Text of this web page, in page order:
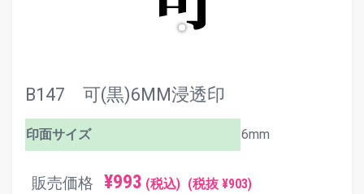
B147 可(黒)6MM浸透印
印面サイズ 6mm
販売価格 ¥993 (税込) (税抜 ¥903)